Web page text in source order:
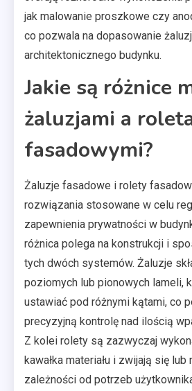
jak malowanie proszkowe czy
co pozwala na dopasowanie
architektonicznego budynku.
Jakie są różnice
żaluzjami a
fasadowymi?
Żaluzje fasadowe i rolety
rozwiązania stosowane w celu
zapewnienia prywatności w
różnica polega na konstrukcji i
tych dwóch systemów. Żaluzje
poziomych lub pionowych lameli,
ustawiać pod różnymi kątami, co
precyzyjną kontrolę nad ilością
Z kolei rolety są zazwyczaj
kawałka materiału i zwijają się
zależności od potrzeb